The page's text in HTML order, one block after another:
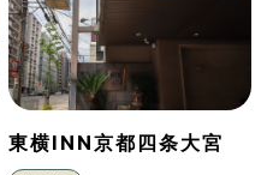
東横INN京都四条大宮